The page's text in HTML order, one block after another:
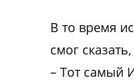
В то время
смог
– Тот самый